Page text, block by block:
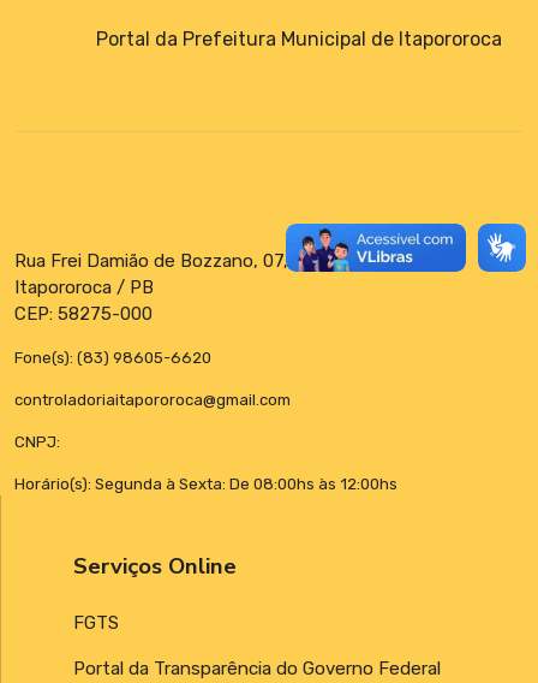
Portal da Prefeitura Municipal de Itapororoca
Rua Frei Damião de Bozzano, 07, Centro
Itapororoca / PB
CEP: 58275-000
Fone(s): (83) 98605-6620
controladoriaitapororoca@gmail.com
CNPJ:
Horário(s): Segunda à Sexta: De 08:00hs às 12:00hs
Serviços Online
FGTS
Portal da Transparência do Governo Federal